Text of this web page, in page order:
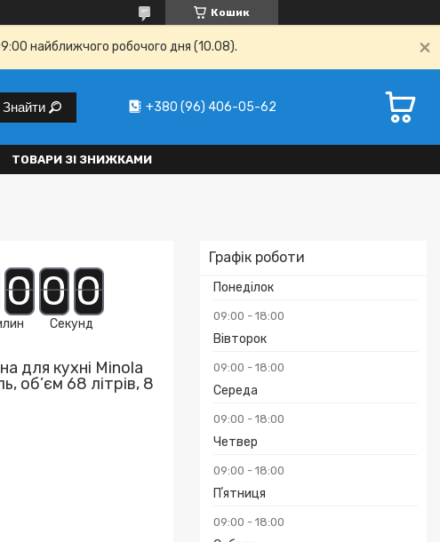
Кошик
найближчого робочого дня (10.08).
Знайти +380 (96) 406-05-62
ТОВАРИ ЗІ ЗНИЖКАМИ
Графік роботи
Понеділок
09:00 18:00
Вівторок
09:00 18:00
Середа
09:00 18:00
Четвер
09:00 18:00
Пʼятниця
09:00 18:00
000
Секунд
для кухні Minola
об’єм 68 літрів, 8